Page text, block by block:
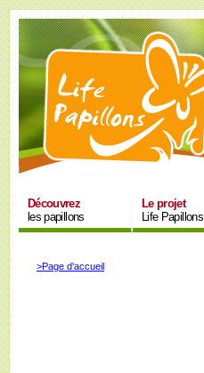
Découvrez
les papillons
Le projet
Life Papillons
>Page d'accueil